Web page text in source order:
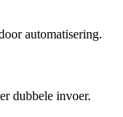
automatisering.
dubbele invoer.